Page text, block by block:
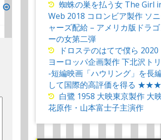
蜘蛛の巣を払う女 The Girl
Web 2018 コロンビア製作 ソ
ャーズ配給 – アメリカ版ドラ
ーの女第二弾
ドロステのはてで僕ら
ヨーロッパ企画製作 下北沢ト
-短編映画「ハウリング」を長
して国際的高評価を得る ★★★
白鷺 1958 大映東京製作 大
花原作・山本富士子主演作